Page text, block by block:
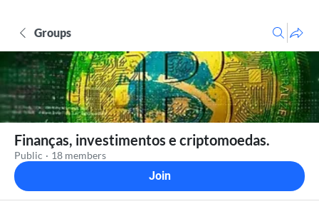
Groups
Finanças, investimentos e criptomoedas.
Public · 18 members
Join